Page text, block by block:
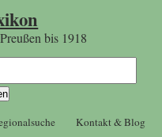
bis 1918
Kontakt & Blog